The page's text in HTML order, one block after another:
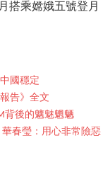
搭乘嫦娥五號登
國穩定
告》全文
背後的魑魅魍魉
春瑩：用心非常險惡